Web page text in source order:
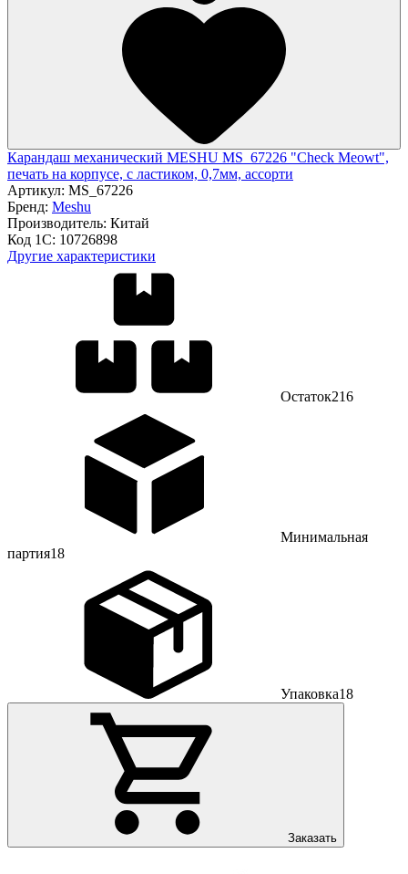
Карандаш механический MESHU MS_67226 "Check Meowt",
печать на корпусе, с ластиком, 0,7мм, ассорти
Артикул: MS_67226
Бренд: Meshu
Производитель: Китай
Код 1С: 10726898
Другие характеристики
Остаток216
Минимальная
партия18
Упаковка18
Заказать